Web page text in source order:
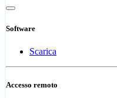
Software
Scarica
Accesso remoto